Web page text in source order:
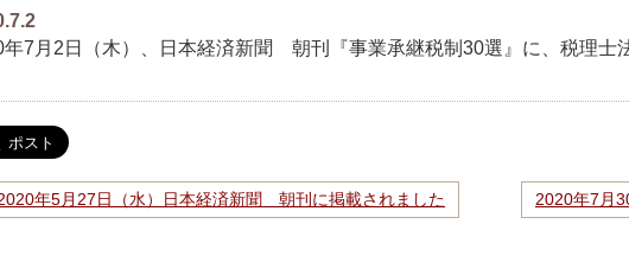
年7月2日（木）、日本経済新聞 朝刊『事業承継税制30選』に、税理士
年5月27日（水）日本経済新聞 朝刊に掲載されました 2020年7月